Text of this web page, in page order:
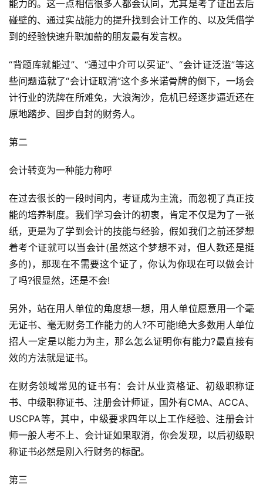
能力的。这一点相信很多人都会认同，尤其是考了证出去后
碰壁的、通过实战能力的提升找到会计工作的、以及凭借学
到的经验快速升职加薪的朋友最有发言权。
“背题库就能过”、“通过中介可以买证”、“会计证泛滥”等这
些问题造就了“会计证取消”这个多米诺骨牌的倒下，一场会
计行业的洗牌在所难免，大浪淘沙，危机已经逐步逼近还在
原地踏步、固步自封的财务人。
第二
会计转变为一种能力称呼
在过去很长的一段时间内，考证成为主流，而忽视了真正技
能的培养制度。我们学习会计的初衷，肯定不仅是为了一张
纸，更是为了学到会计的技能与经验，假如我们之前还梦想
着考个证就可以当会计(虽然这个梦想不对，但人数还是挺
多的)，那现在不需要这个证了，你认为你现在可以做会计
了吗?很显然，还是不会!
另外，站在用人单位的角度想一想，用人单位愿意用一个毫
无证书、毫无财务工作能力的人?不可能!绝大多数用人单位
招人一定是以能力为主，那么怎么证明你有能力?最直接有
效的方法就是证书。
在财务领域常见的证书有：会计从业资格证、初级职称证
书、中级职称证书、注册会计师证，国外有CMA、ACCA、
USCPA等，其中，中级要求四年以上工作经验、注册会计
师一般人考不上、会计证如果取消，你会发现，以后初级职
称证书必然是刚入行财务的标配。
第三